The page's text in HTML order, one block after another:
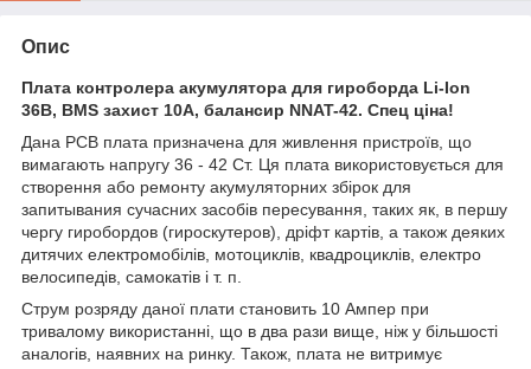
Опис
Плата контролера акумулятора для гироборда Li-Ion
36В, BMS захист 10А, балансир NNAT-42. Спец ціна!
Дана PCB плата призначена для живлення пристроїв, що
вимагають напругу 36 - 42 Ст. Ця плата використовується для
створення або ремонту акумуляторних збірок для
запитывания сучасних засобів пересування, таких як, в першу
чергу гиробордов (гироскутеров), дріфт картів, а також деяких
дитячих електромобілів, мотоциклів, квадроциклів, електро
велосипедів, самокатів і т. п.
Струм розряду даної плати становить 10 Ампер при
тривалому використанні, що в два рази вище, ніж у більшості
аналогів, наявних на ринку. Також, плата не витримує